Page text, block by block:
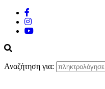
Αναζήτηση για: